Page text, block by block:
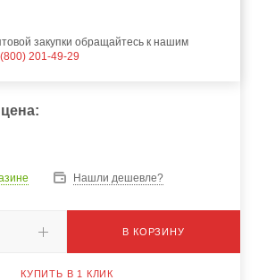
закупки обращайтесь к нашим
201-49-29
Нашли дешевле?
В КОРЗИНУ
КУПИТЬ В 1 КЛИК